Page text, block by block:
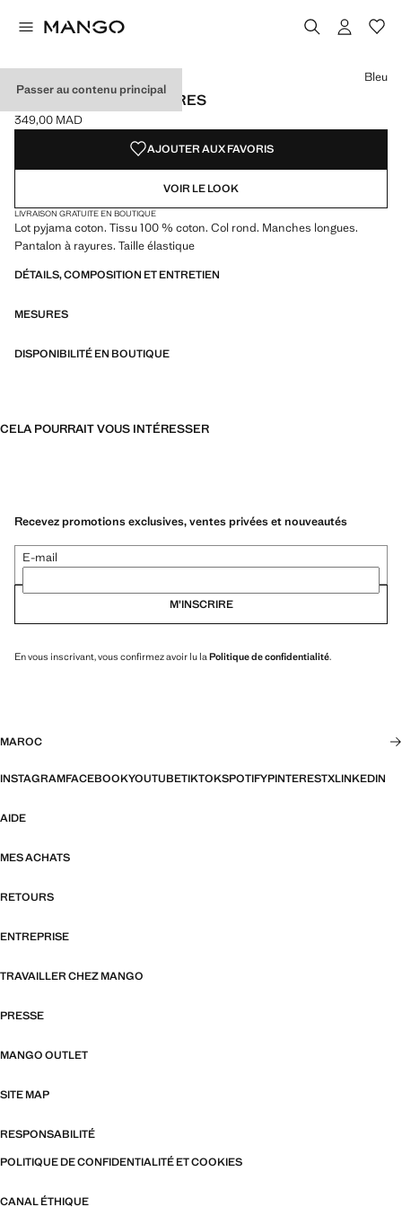
Passer au contenu principal
PYJAMA LONG À RAYURES
Prix actuel [349,00 MAD ]
349,00 MAD
Choisissez une couleur
Couleur Bleu sélectionnée
Bleu
AJOUTER AUX FAVORIS
VOIR LE LOOK
LIVRAISON GRATUITE EN BOUTIQUE
Lot pyjama coton. Tissu 100 % coton. Col rond. Manches longues.
Pantalon à rayures. Taille élastique
DÉTAILS, COMPOSITION ET ENTRETIEN
MESURES
DISPONIBILITÉ EN BOUTIQUE
CELA POURRAIT VOUS INTÉRESSER
Recevez promotions exclusives, ventes privées et nouveautés
E-mail
M’INSCRIRE
En vous inscrivant, vous confirmez avoir lu la Politique de confidentialité.
MAROC
INSTAGRAMFACEBOOKYOUTUBETIKTOKSPOTIFYPINTERESTXLINKEDIN
AIDE
MES ACHATS
RETOURS
ENTREPRISE
TRAVAILLER CHEZ MANGO
PRESSE
MANGO OUTLET
SITE MAP
RESPONSABILITÉ
POLITIQUE DE CONFIDENTIALITÉ ET COOKIES
CANAL ÉTHIQUE